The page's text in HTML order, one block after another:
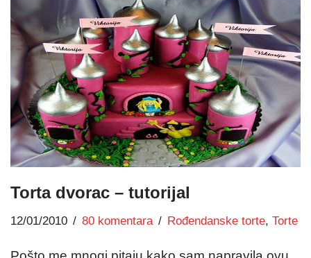
Torta dvorac – tutorijal
12/01/2010 80 komentara Rođendanske torte, Torte